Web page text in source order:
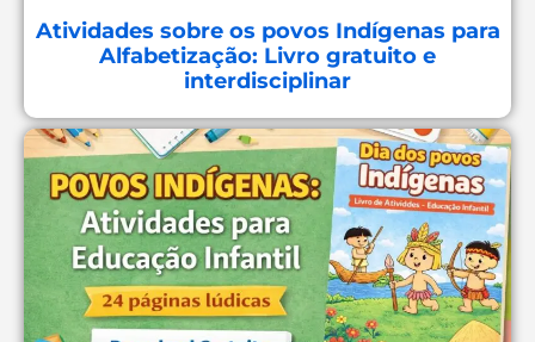
Atividades sobre os povos Indígenas para
Alfabetização: Livro gratuito e
interdisciplinar